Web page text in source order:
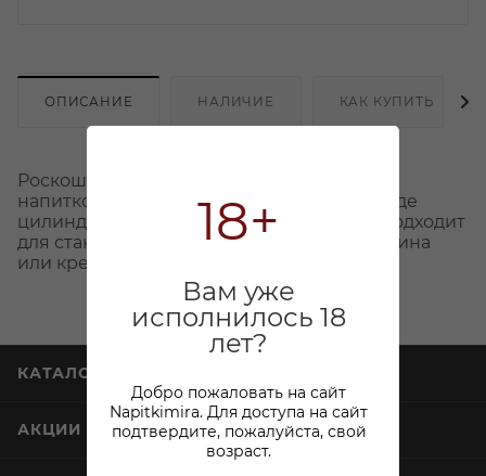
18+
Вам уже
исполнилось 18
лет?
Добро пожаловать на сайт
Napitkimira. Для доступа на сайт
подтвердите, пожалуйста, свой
возраст.
ОПИСАНИЕ НАЛИЧИЕ КАК КУПИТЬ
Роскошная упаковка для новогодних
напитков. Стильная жёсткая коробка в виде
цилиндра для праздничного презента. Подходит
для стандартных бутылок шампанского, вина
или крепких напитков высотой до 32,5 см.
КАТАЛОГ
АКЦИИ